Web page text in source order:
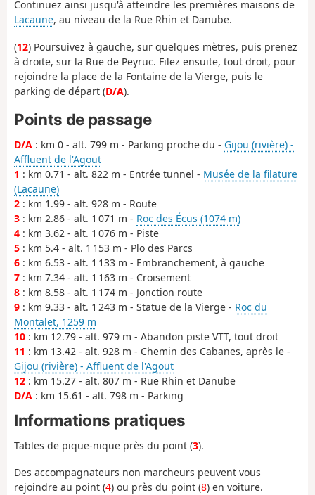
Continuez ainsi jusqu'à atteindre les premières maisons de
Lacaune, au niveau de la Rue Rhin et Danube.
(12) Poursuivez à gauche, sur quelques mètres, puis prenez
à droite, sur la Rue de Peyruc. Filez ensuite, tout droit, pour
rejoindre la place de la Fontaine de la Vierge, puis le
parking de départ (D/A).
Points de passage
D/A : km 0 - alt. 799 m - Parking proche du - Gijou (rivière) -
Affluent de l'Agout
1 : km 0.71 - alt. 822 m - Entrée tunnel - Musée de la filature
(Lacaune)
2 : km 1.99 - alt. 928 m - Route
3 : km 2.86 - alt. 1 071 m - Roc des Écus (1074 m)
4 : km 3.62 - alt. 1 076 m - Piste
5 : km 5.4 - alt. 1 153 m - Plo des Parcs
6 : km 6.53 - alt. 1 133 m - Embranchement, à gauche
7 : km 7.34 - alt. 1 163 m - Croisement
8 : km 8.58 - alt. 1 174 m - Jonction route
9 : km 9.33 - alt. 1 243 m - Statue de la Vierge - Roc du
Montalet, 1259 m
10 : km 12.79 - alt. 979 m - Abandon piste VTT, tout droit
11 : km 13.42 - alt. 928 m - Chemin des Cabanes, après le -
Gijou (rivière) - Affluent de l'Agout
12 : km 15.27 - alt. 807 m - Rue Rhin et Danube
D/A : km 15.61 - alt. 798 m - Parking
Informations pratiques
Tables de pique-nique près du point (3).
Des accompagnateurs non marcheurs peuvent vous
rejoindre au point (4) ou près du point (8) en voiture.